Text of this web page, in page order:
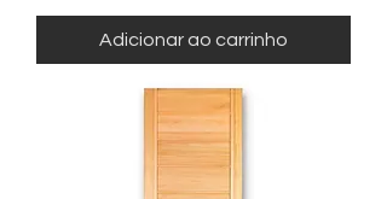
Adicionar ao carrinho